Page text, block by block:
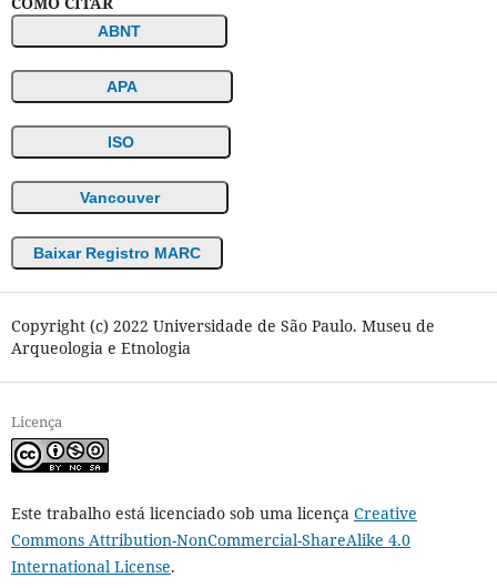
ABNT
APA
ISO
Vancouver
Baixar Registro MARC
Copyright (c) 2022 Universidade de São Paulo. Museu de
Arqueologia e Etnologia
Licença
Este trabalho está licenciado sob uma licença Creative
Commons Attribution-NonCommercial-ShareAlike 4.0
International License.